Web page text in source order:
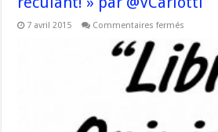
7 avril 2015 Commentaires fermés
–
«
entrer
dans
l’avenir
en